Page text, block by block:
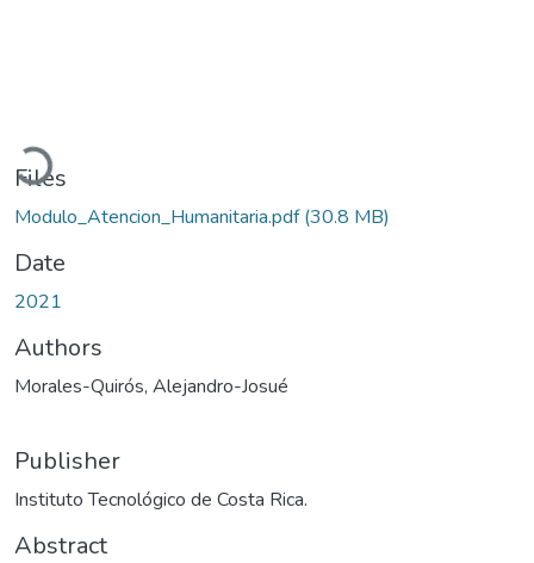
Loading...
Files
Modulo_Atencion_Humanitaria.pdf(30.8 MB)
Date
2021
Authors
Morales-Quirós, Alejandro-Josué
Publisher
Instituto Tecnológico de Costa Rica.
Abstract